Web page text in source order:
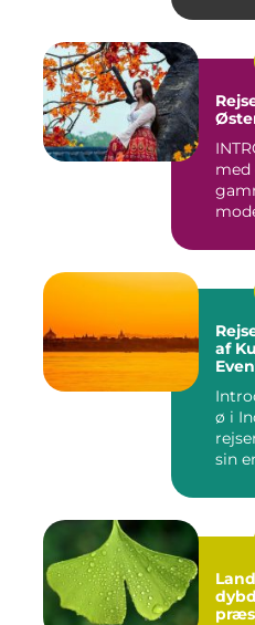
INTRO: Japan er et
med
af
ø i
sin